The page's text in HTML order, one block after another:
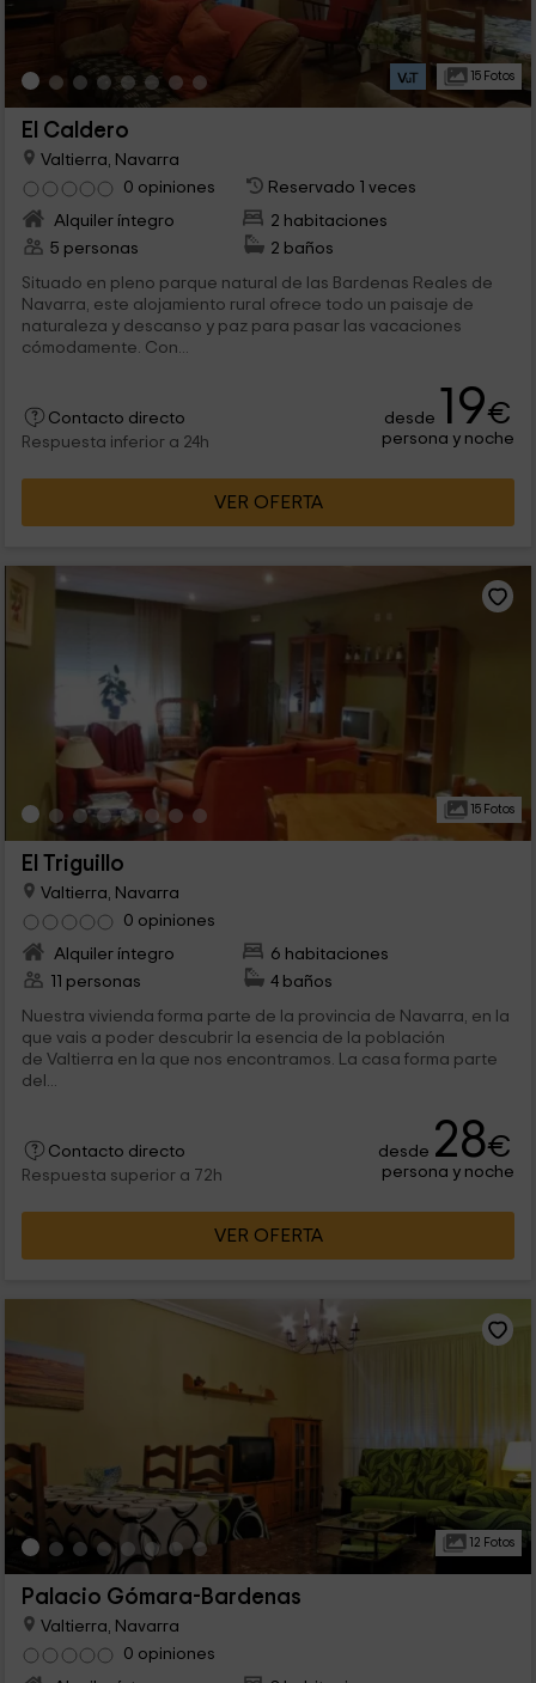
15 Fotos
El Caldero
Valtierra, Navarra
0 opiniones
Reservado 1 veces
Alquiler íntegro
2 habitaciones
5 personas
2 baños
Situado en pleno parque natural de las Bardenas Reales de
Navarra, este alojamiento rural ofrece todo un paisaje de
naturaleza y descanso y paz para pasar las vacaciones
cómodamente. Con...
Contacto directo
Respuesta inferior a 24h
desde 19€
persona y noche
VER OFERTA
15 Fotos
El Triguillo
Valtierra, Navarra
0 opiniones
Alquiler íntegro
6 habitaciones
11 personas
4 baños
Nuestra vivienda forma parte de la provincia de Navarra, en la
que vais a poder descubrir la esencia de la población
de Valtierra en la que nos encontramos. La casa forma parte
del...
Contacto directo
Respuesta superior a 72h
desde 28€
persona y noche
VER OFERTA
12 Fotos
Palacio Gómara-Bardenas
Valtierra, Navarra
0 opiniones